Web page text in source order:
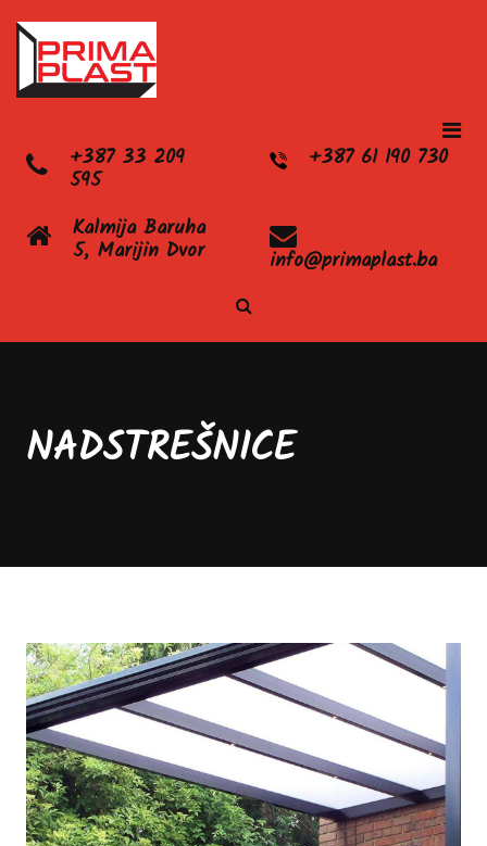
+387 33 209
595
+387 61 190 730
Kalmija Baruha
5, Marijin Dvor info@primaplast.ba
NADSTREŠNICE